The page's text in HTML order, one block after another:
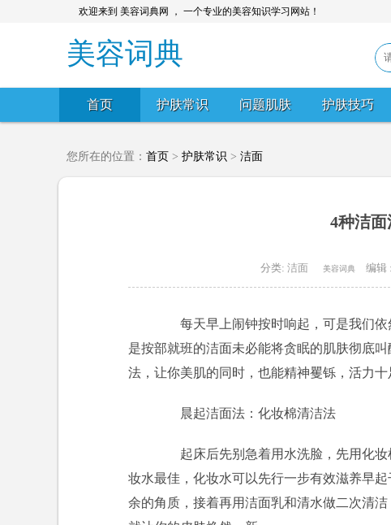
欢迎来到 美容词典网 ， 一个专业的美容知识学习网站！
美容词典
首页 护肤常识 问题肌肤 护肤技巧
您所在的位置： 首页 > 护肤常识 > 洁面
4种洁面
分类: 洁面 美容词典 编辑
每天早上闹钟按时响起，可是我们依
是按部就班的洁面未必能将贪眠的肌肤彻底
法，让你美肌的同时，也能精神矍铄，活力十
晨起洁面法：化妆棉清洁法
起床后先别急着用水洗脸，先用化妆
妆水最佳，化妆水可以先行一步有效滋养早
余的角质，接着再用洁面乳和清水做二次清